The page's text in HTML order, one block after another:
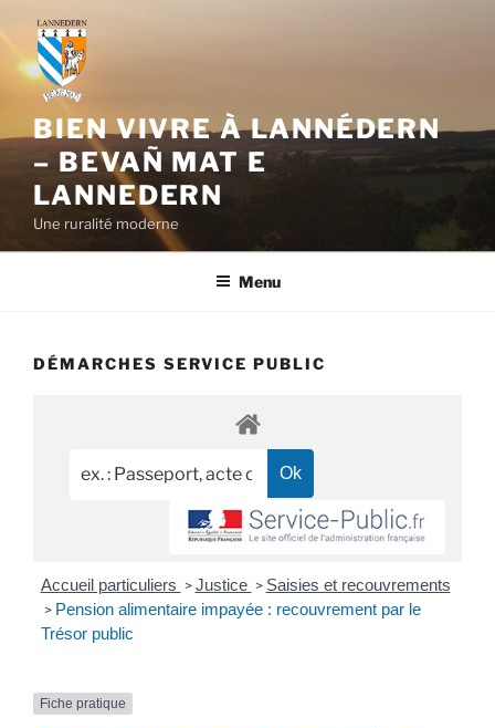
contenu
principal
BIEN VIVRE À LANNÉDERN
– BEVAÑ MAT E
LANNEDERN
Une ruralité moderne
Menu
DÉMARCHES SERVICE PUBLIC
Accueil particuliers > Justice > Saisies et recouvrements
> Pension alimentaire impayée : recouvrement par le
Trésor public
Fiche pratique